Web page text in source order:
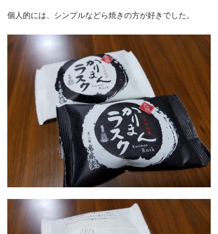
個人的には、シンプルなどら焼きの方が好きでした。